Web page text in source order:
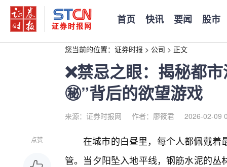
首页 快讯 要闻 股市
您当前的位置： 证券时报 > 公司 > 正文
❌禁忌之眼：揭秘都
㊙️”背后的欲望游戏
来源：证券时报网 作者：廖筱君 2026-02-09
点赞
在城市的白昼里，每个人都佩戴着
管。当夕阳坠入地平线，钢筋水泥的